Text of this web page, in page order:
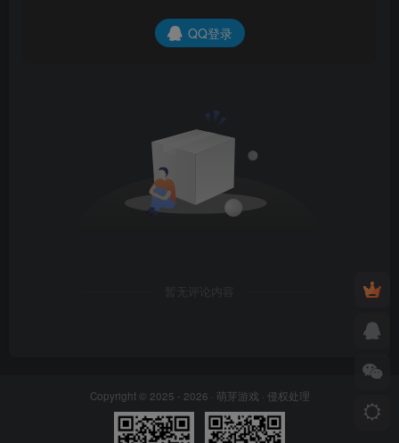
QQ登录
暂无评论内容
Copyright © 2025 - 2026 · 萌芽游戏 · 侵权处理